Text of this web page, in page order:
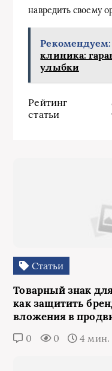
навредить своему
Рекомендуем:
клиника:
улыбки
Рейтинг
статьи
Статьи
Товарный знак
как защитить
вложения в
0 0 4 мин.